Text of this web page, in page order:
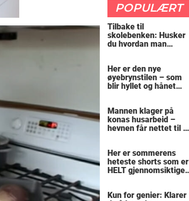
POPULÆRT
Tilbake til
skolebenken: Husker
du hvordan man
Her er den nye
øyebrynstilen – som
blir hyllet og hånet
Mannen klager på
konas husarbeid –
hevnen får nettet til å
Her er sommerens
heteste shorts som er
HELT gjennomsiktige
Kun for genier: Klarer